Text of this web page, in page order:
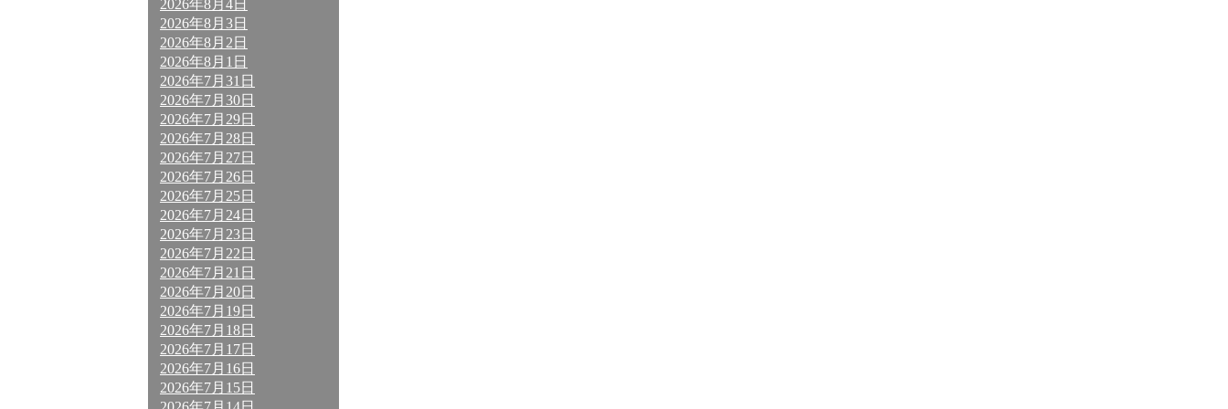
2026年8月4日
2026年8月3日
2026年8月2日
2026年8月1日
2026年7月31日
2026年7月30日
2026年7月29日
2026年7月28日
2026年7月27日
2026年7月26日
2026年7月25日
2026年7月24日
2026年7月23日
2026年7月22日
2026年7月21日
2026年7月20日
2026年7月19日
2026年7月18日
2026年7月17日
2026年7月16日
2026年7月15日